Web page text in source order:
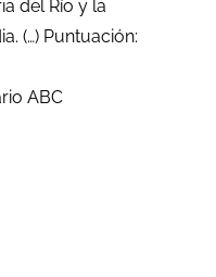
del Río y la
(…) Puntuación:
ABC